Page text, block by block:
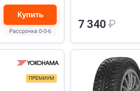
Купить
Рассрочка 0-0-6
7 340₽
ПРЕМИУМ